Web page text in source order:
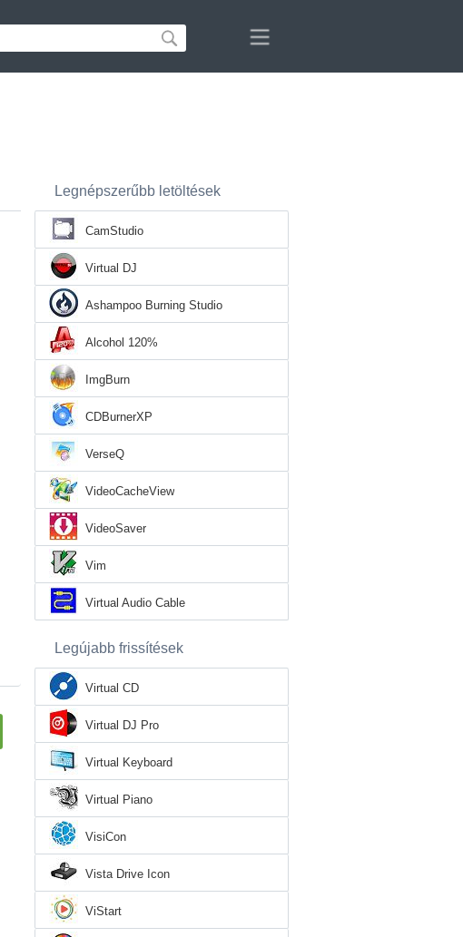
Legnépszerűbb letöltések
CamStudio
Virtual DJ
Ashampoo Burning Studio
Alcohol 120%
ImgBurn
CDBurnerXP
VerseQ
VideoCacheView
VideoSaver
Vim
Virtual Audio Cable
Legújabb frissítések
Virtual CD
Virtual DJ Pro
Virtual Keyboard
Virtual Piano
VisiCon
Vista Drive Icon
ViStart